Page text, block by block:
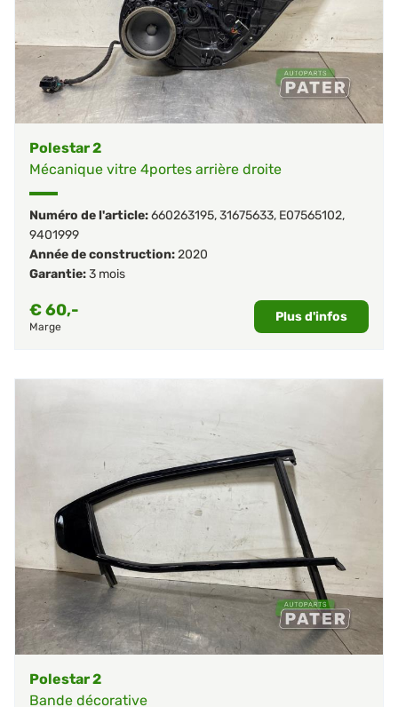
Polestar 2
Mécanique vitre 4portes arrière droite
Numéro de l'article:660263195,31675633, E07565102,
9401999
Année de construction:2020
Garantie:3 mois
€60,-
Marge
Plus d'infos
Polestar 2
Bande décorative